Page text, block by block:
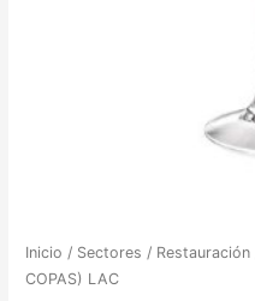
Inicio / Sectores / Restauración
COPAS) LAC